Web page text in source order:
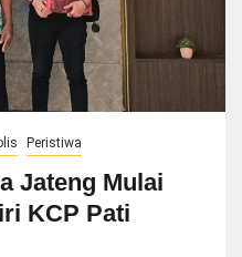
Peristiwa
Jateng Mulai
KCP Pati